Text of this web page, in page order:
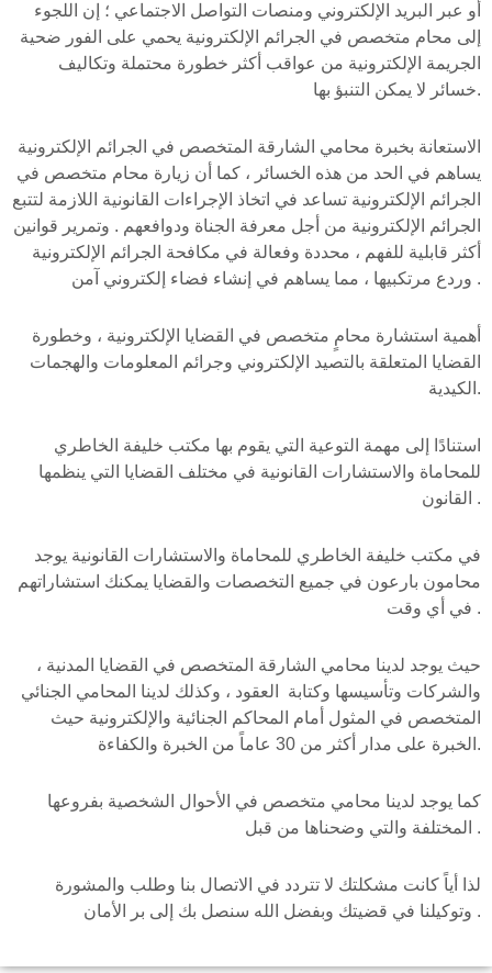
أو عبر البريد الإلكتروني ومنصات التواصل الاجتماعي ؛ إن اللجوء
إلى محام متخصص في الجرائم الإلكترونية يحمي على الفور ضحية
الجريمة الإلكترونية من عواقب أكثر خطورة محتملة وتكاليف
خسائر لا يمكن التنبؤ بها.
الاستعانة بخبرة محامي الشارقة المتخصص في الجرائم الإلكترونية
يساهم في الحد من هذه الخسائر ، كما أن زيارة محام متخصص في
الجرائم الإلكترونية تساعد في اتخاذ الإجراءات القانونية اللازمة لتتبع
الجرائم الإلكترونية من أجل معرفة الجناة ودوافعهم . وتمرير قوانين
أكثر قابلية للفهم ، محددة وفعالة في مكافحة الجرائم الإلكترونية
وردع مرتكبيها ، مما يساهم في إنشاء فضاء إلكتروني آمن .
أهمية استشارة محامٍ متخصص في القضايا الإلكترونية ، وخطورة
القضايا المتعلقة بالتصيد الإلكتروني وجرائم المعلومات والهجمات
الكيدية.
استنادًا إلى مهمة التوعية التي يقوم بها مكتب خليفة الخاطري
للمحاماة والاستشارات القانونية في مختلف القضايا التي ينظمها
القانون .
في مكتب خليفة الخاطري للمحاماة والاستشارات القانونية يوجد
محامون بارعون في جميع التخصصات والقضايا يمكنك استشاراتهم
في أي وقت .
حيث يوجد لدينا محامي الشارقة المتخصص في القضايا المدنية ،
والشركات وتأسيسها وكتابة العقود ، وكذلك لدينا المحامي الجنائي
المتخصص في المثول أمام المحاكم الجنائية والإلكترونية حيث
الخبرة على مدار أكثر من 30 عاماً من الخبرة والكفاءة.
كما يوجد لدينا محامي متخصص في الأحوال الشخصية بفروعها
المختلفة والتي وضحناها من قبل .
لذا أياً كانت مشكلتك لا تتردد في الاتصال بنا وطلب والمشورة
وتوكيلنا في قضيتك وبفضل الله سنصل بك إلى بر الأمان .